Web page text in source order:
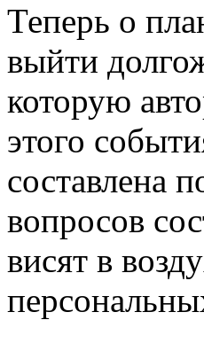
Теперь о
выйти
которую
этого
составлена
вопросов
висят в